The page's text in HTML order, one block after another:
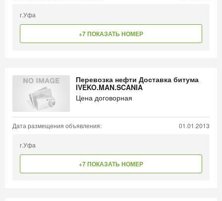
г.Уфа
+7 ПОКАЗАТЬ НОМЕР
Перевозка нефти Доставка битума
IVEKO.MAN.SCANIA
Цена договорная
Дата размещения объявления: 01.01.2013
г.Уфа
+7 ПОКАЗАТЬ НОМЕР